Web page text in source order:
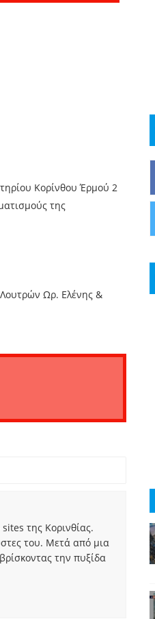
Κορίνθου Έρμού 2
της
Ωρ. Ελένης &
της Κορινθίας.
του. Μετά από μια
την πυξίδα